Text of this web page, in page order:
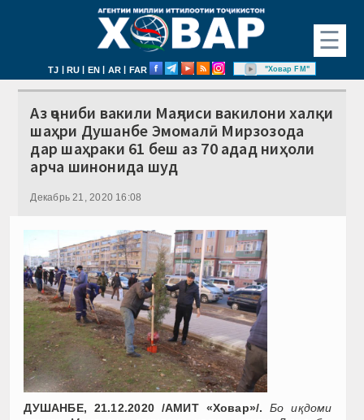
☰
TJ | RU | EN | AR | FAR "Ховар FM"
Аз ҷониби вакили Маҷлиси вакилони халқи
шаҳри Душанбе Эмомалӣ Мирзозода
дар шаҳраки 61 беш аз 70 адад ниҳоли
арча шинонида шуд
Декабрь 21, 2020 16:08
ДУШАНБЕ, 21.12.2020 /АМИТ «Ховар»/.Бо иқдоми